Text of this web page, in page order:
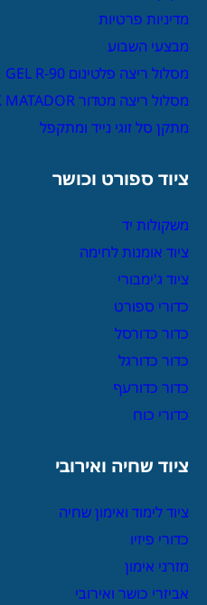
מדיניות פרטיות
מבצעי השבוע
מסלול ריצה פלטינום YORK PLATINUM GEL R-90
מסלול ריצה מטדור YORK MATADOR
מתקן סל זוגי נייד ומתקפל
ציוד ספורט וכושר
משקולות יד
ציוד אומנות לחימה
ציוד ג'ימבורי
כדורי ספורט
כדור כדורסל
כדור כדורגל
כדור כדורעף
כדורי כוח
ציוד שחיה ואירובי
ציוד לימוד ואימון שחיה
כדורי פיזיו
מזרני אימון
אביזרי כושר ואירובי